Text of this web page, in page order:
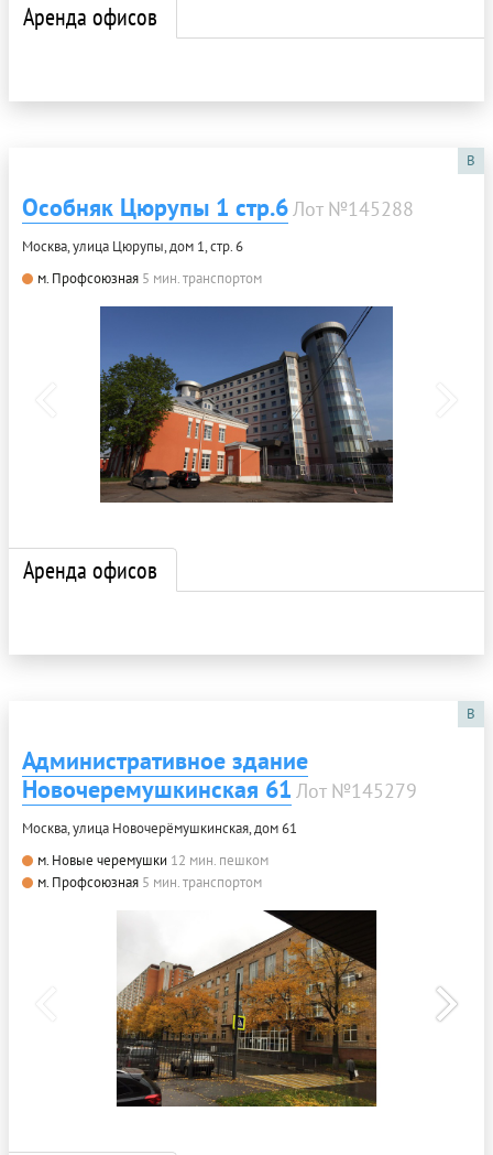
Аренда офисов
B
Особняк Цюрупы 1 стр.6Лот №145288
Москва, улица Цюрупы, дом 1, стр. 6
м. Профсоюзная 5 мин. транспортом
Аренда офисов
B
Административное здание
Новочеремушкинская 61 Лот №145279
Москва, улица Новочерёмушкинская, дом 61
м. Новые черемушки 12 мин. пешком
м. Профсоюзная 5 мин. транспортом